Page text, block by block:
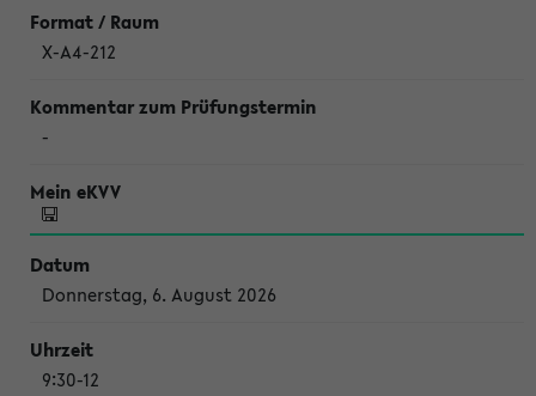
X-A4-212
-
Donnerstag, 6. August 2026
9:30-12